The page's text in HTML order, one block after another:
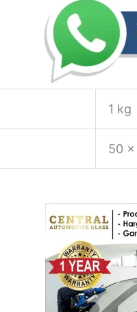
1 kg
50